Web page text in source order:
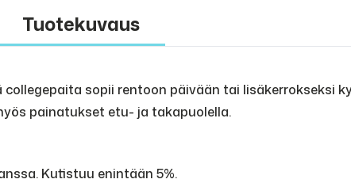
Tuotekuvaus
sopii rentoon päivään tai lisäkerrokseksi
painatukset etu- ja takapuolella.
Kutistuu enintään 5%.